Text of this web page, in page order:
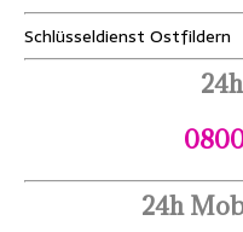
Schlüsseldienst Ostfildern
24h